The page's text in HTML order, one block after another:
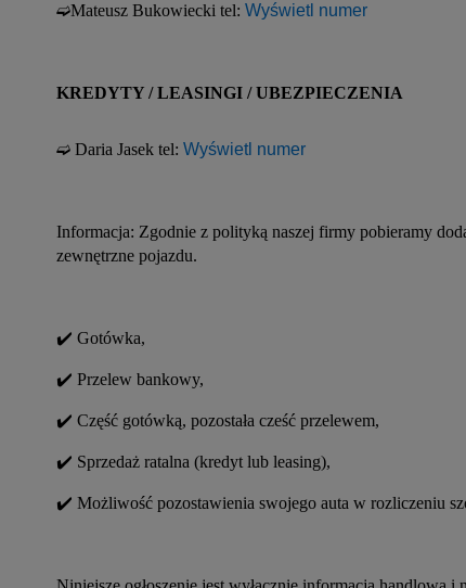
➫Mateusz Bukowiecki tel: Wyświetl numer
KREDYTY / LEASINGI / UBEZPIECZENIA
➫ Daria Jasek tel: Wyświetl numer
Informacja: Zgodnie z polityką naszej firmy pobieramy
zewnętrzne pojazdu.
✔️ Gotówka,
✔️ Przelew bankowy,
✔️ Część gotówką, pozostała cześć przelewem,
✔️ Sprzedaż ratalna (kredyt lub leasing),
✔️ Możliwość pozostawienia swojego auta w rozliczeniu